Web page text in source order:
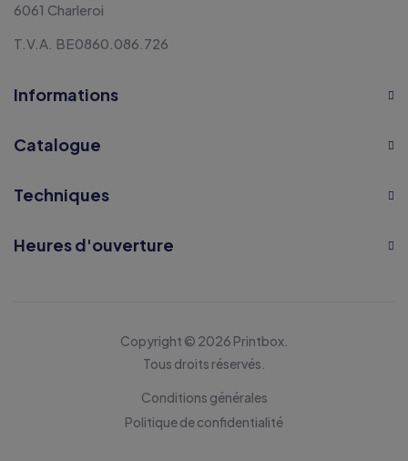
6061 Charleroi
T.V.A. BE0860.086.726
Informations
Catalogue
Techniques
Heures d'ouverture
Copyright © 2026 Printbox.
Tous droits réservés.
Conditions générales
Politique de confidentialité